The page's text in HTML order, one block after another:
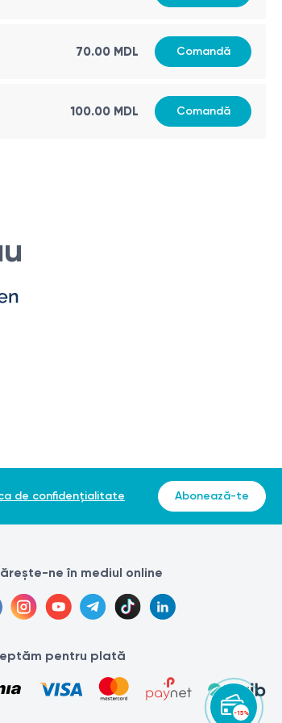
afecțiunilor coloanei vertebrale.
și alte boli legate de coloana
70.00 MDL Comandă
100.00 MDL Comandă
-15%
de confidențialitate Abonează-te
ne în mediul online
pentru plată